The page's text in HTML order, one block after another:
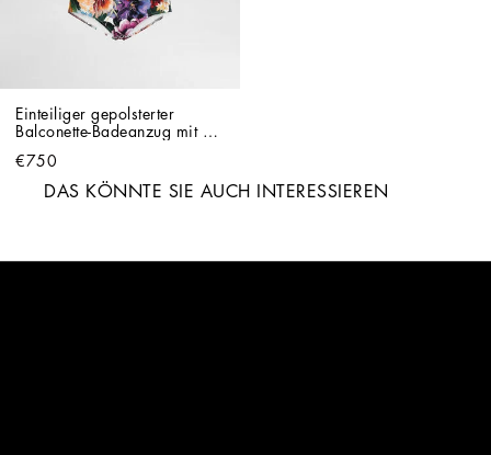
Einteiliger gepolsterter
Balconette-Badeanzug mit
€750
DAS KÖNNTE SIE AUCH INTERESSIEREN